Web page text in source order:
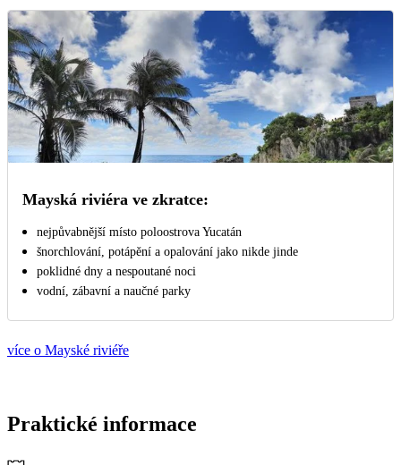
Mayská riviéra ve zkratce:
nejpůvabnější místo poloostrova Yucatán
šnorchlování, potápění a opalování jako nikde jinde
poklidné dny a nespoutané noci
vodní, zábavní a naučné parky
více o Mayské riviéře
Praktické informace